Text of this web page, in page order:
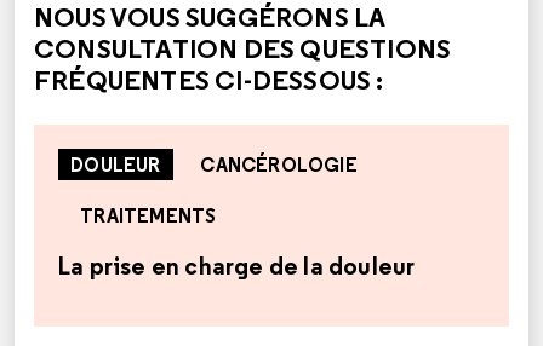
NOUS VOUS SUGGÉRONS LA
CONSULTATION DES QUESTIONS
FRÉQUENTES CI-DESSOUS :
DOULEUR CANCÉROLOGIE
TRAITEMENTS
La prise en charge de la douleur